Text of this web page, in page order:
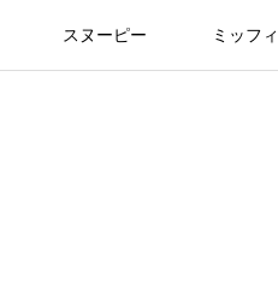
スヌーピー ミッフ